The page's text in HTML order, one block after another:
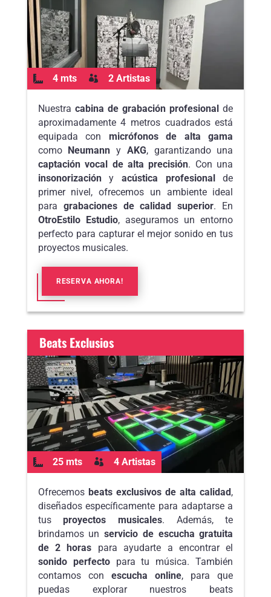
 4 mts  2 Artistas
Nuestra cabina de grabación profesional de
aproximadamente 4 metros cuadrados está
equipada con micrófonos de alta gama
como
Neumann y AKG, garantizando una
captación vocal de alta precisión. Con una
insonorizacióny acústica profesional
de
primer nivel, ofrecemos un ambiente ideal
para grabaciones de calidad superior. En
OtroEstilo Estudio, aseguramos un entorno
perfecto para capturar el mejor sonido en tus
proyectos musicales.
RESERVA AHORA!
Beats Exclusios
 25 mts  4 Artistas
Ofrecemos beats exclusivos de alta calidad ,
diseñados específicamente para adaptarse a
tusproyectos musicales. Además, te
brindamos unservicio de escucha gratuita
de 2 horas para ayudarte a encontrar el
sonido perfectopara tu música. También
contamos con escucha online, para que
puedas explorar nuestros beats